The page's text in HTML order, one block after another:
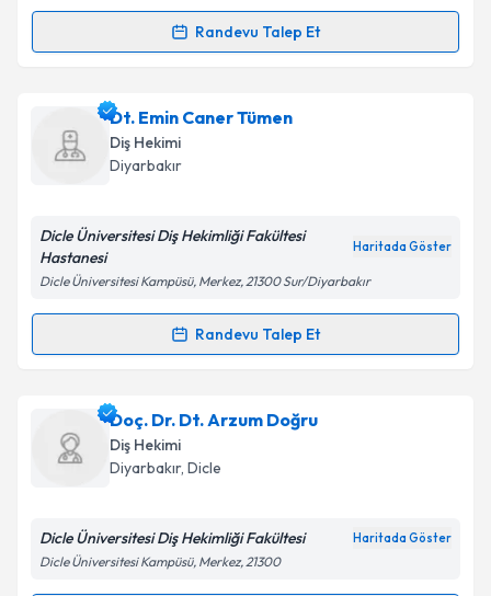
Takvim Talebini Gönder
Randevu Talep Et
Randevu Takvimi Talebi
Ass. Dt. Zozan Erdoğmuşiçin randevu takvimi talebi
oluşturun. Size bu uzmandan randevu almanız için bir
takvim hazırlandığında e-posta ile bilgilendireceğiz.
Kişisel verilerimin işlenmesine ilişkinAydınlatma
'ni okudum ve kişisel verilerimin belirtilen
kapsamda işlenmesini kabul ediyorum.
Takvim Talebini Gönder
Dt. Emin Caner Tümen
Diş Hekimi
Diyarbakır
Dicle Üniversitesi Diş Hekimliği Fakültesi
Hastanesi
Haritada Göster
Dicle Üniversitesi Kampüsü, Merkez, 21300 Sur/Diyarbakır
Randevu Talep Et
Randevu Takvimi Talebi
Dt. Emin Caner Tümeniçin randevu takvimi talebi
oluşturun. Size bu uzmandan randevu almanız için bir
takvim hazırlandığında e-posta ile bilgilendireceğiz.
Doç. Dr. Dt. Arzum Doğru
Diş Hekimi
Diyarbakır, Dicle
Dicle Üniversitesi Diş Hekimliği Fakültesi Haritada Göster
Dicle Üniversitesi Kampüsü, Merkez, 21300